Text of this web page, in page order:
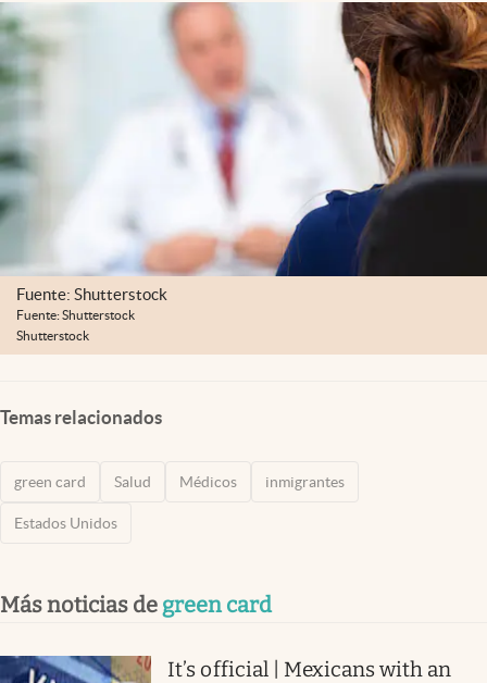
Fuente: Shutterstock
Fuente: Shutterstock
Shutterstock
Temas relacionados
green card Salud Médicos inmigrantes
Estados Unidos
Más noticias de green card
It’s official | Mexicans with an